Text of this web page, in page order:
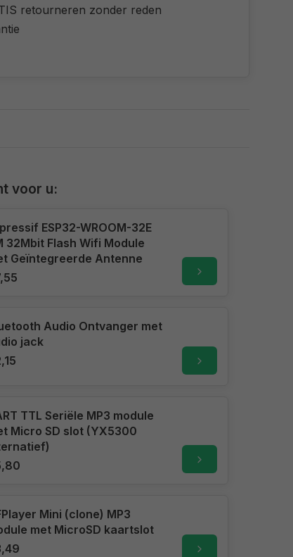
retourneren zonder reden
voor u:
ESP32-WROOM-32E
32Mbit Flash Wifi Module
Geïntegreerde Antenne
Audio Ontvanger met
jack
TTL Seriële MP3 module
Micro SD slot (YX5300
Mini (clone) MP3
met MicroSD kaartslot